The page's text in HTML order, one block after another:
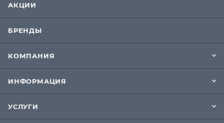
АКЦИИ
БРЕНДЫ
КОМПАНИЯ
ИНФОРМАЦИЯ
УСЛУГИ